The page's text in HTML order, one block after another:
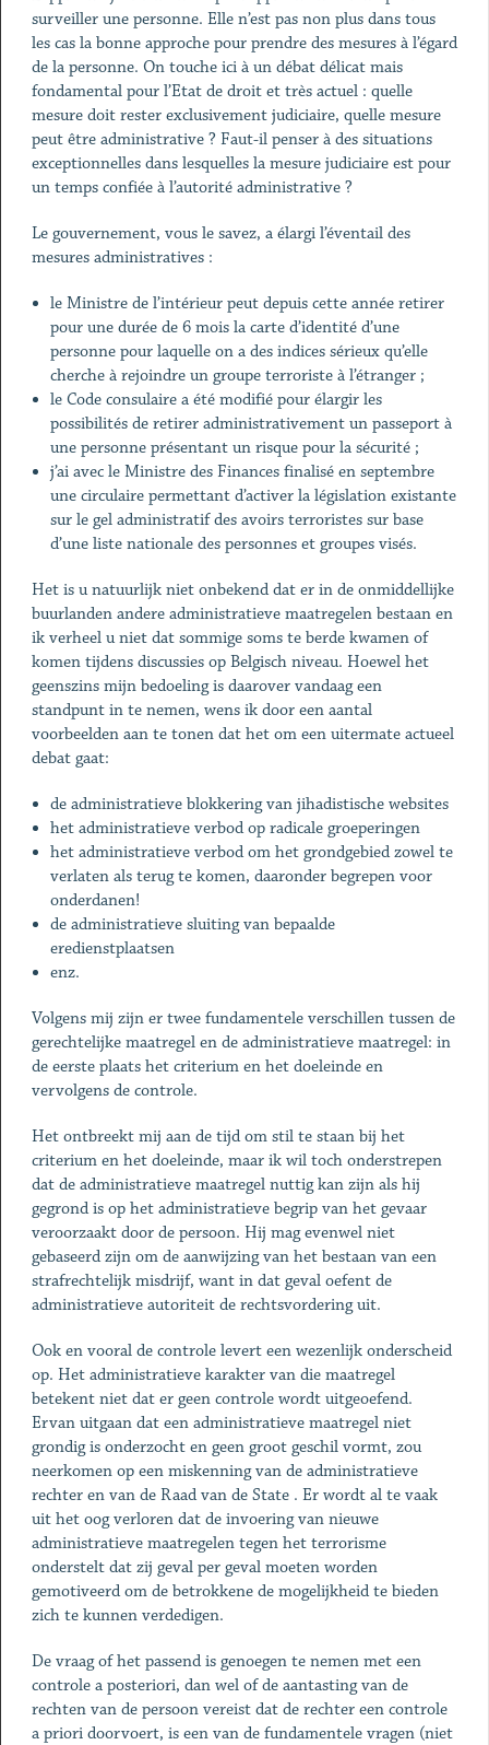
surveiller une personne. Elle n’est pas non plus dans tous
les cas la bonne approche pour prendre des mesures à l’égard
de la personne. On touche ici à un débat délicat mais
fondamental pour l’Etat de droit et très actuel : quelle
mesure doit rester exclusivement judiciaire, quelle mesure
peut être administrative ? Faut-il penser à des situations
exceptionnelles dans lesquelles la mesure judiciaire est pour
un temps confiée à l’autorité administrative ?
Le gouvernement, vous le savez, a élargi l’éventail des
mesures administratives :
le Ministre de l’intérieur peut depuis cette année retirer
pour une durée de 6 mois la carte d’identité d’une
personne pour laquelle on a des indices sérieux qu’elle
cherche à rejoindre un groupe terroriste à l’étranger ;
le Code consulaire a été modifié pour élargir les
possibilités de retirer administrativement un passeport à
une personne présentant un risque pour la sécurité ;
j’ai avec le Ministre des Finances finalisé en septembre
une circulaire permettant d’activer la législation existante
sur le gel administratif des avoirs terroristes sur base
d’une liste nationale des personnes et groupes visés.
Het is u natuurlijk niet onbekend dat er in de onmiddellijke
buurlanden andere administratieve maatregelen bestaan en
ik verheel u niet dat sommige soms te berde kwamen of
komen tijdens discussies op Belgisch niveau. Hoewel het
geenszins mijn bedoeling is daarover vandaag een
standpunt in te nemen, wens ik door een aantal
voorbeelden aan te tonen dat het om een uitermate actueel
debat gaat:
de administratieve blokkering van jihadistische websites
het administratieve verbod op radicale groeperingen
het administratieve verbod om het grondgebied zowel te
verlaten als terug te komen, daaronder begrepen voor
onderdanen!
de administratieve sluiting van bepaalde
eredienstplaatsen
enz.
Volgens mij zijn er twee fundamentele verschillen tussen de
gerechtelijke maatregel en de administratieve maatregel: in
de eerste plaats het criterium en het doeleinde en
vervolgens de controle.
Het ontbreekt mij aan de tijd om stil te staan bij het
criterium en het doeleinde, maar ik wil toch onderstrepen
dat de administratieve maatregel nuttig kan zijn als hij
gegrond is op het administratieve begrip van het gevaar
veroorzaakt door de persoon. Hij mag evenwel niet
gebaseerd zijn om de aanwijzing van het bestaan van een
strafrechtelijk misdrijf, want in dat geval oefent de
administratieve autoriteit de rechtsvordering uit.
Ook en vooral de controle levert een wezenlijk onderscheid
op. Het administratieve karakter van die maatregel
betekent niet dat er geen controle wordt uitgeoefend.
Ervan uitgaan dat een administratieve maatregel niet
grondig is onderzocht en geen groot geschil vormt, zou
neerkomen op een miskenning van de administratieve
rechter en van de Raad van de State . Er wordt al te vaak
uit het oog verloren dat de invoering van nieuwe
administratieve maatregelen tegen het terrorisme
onderstelt dat zij geval per geval moeten worden
gemotiveerd om de betrokkene de mogelijkheid te bieden
zich te kunnen verdedigen.
De vraag of het passend is genoegen te nemen met een
controle a posteriori, dan wel of de aantasting van de
rechten van de persoon vereist dat de rechter een controle
a priori doorvoert, is een van de fundamentele vragen (niet